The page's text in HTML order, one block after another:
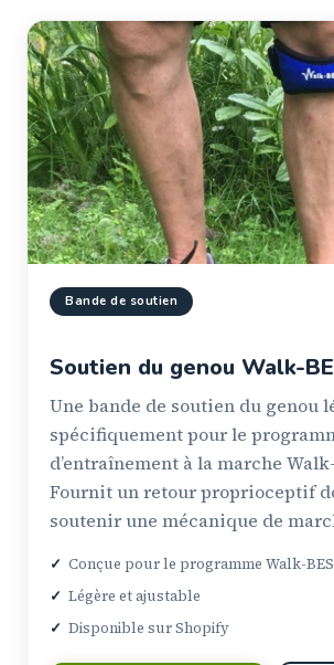
Bande de soutien
Soutien du genou Walk-
Une bande de soutien du genou
spécifiquement pour le
d’entraînement à la marche
Fournit un retour proprioceptif
soutenir une mécanique de
✓ Conçue pour le programme Walk-
✓ Légère et ajustable
✓ Disponible sur Shopify